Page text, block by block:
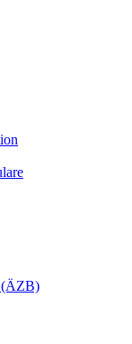
(ÄZB)